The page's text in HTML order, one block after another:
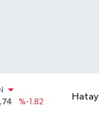
%0.02
Hatay